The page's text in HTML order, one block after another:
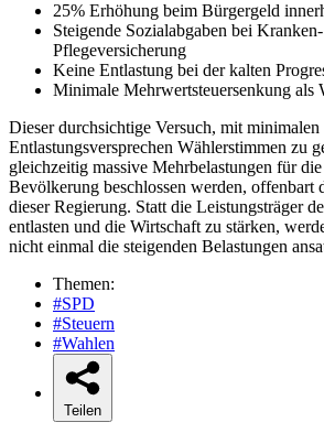
25% Erhöhung beim Bürgergeld
Steigende Sozialabgaben bei
Pflegeversicherung
Keine Entlastung bei der kalten
Minimale Mehrwertsteuersenkung als
Dieser durchsichtige Versuch, mit minimalen
Entlastungsversprechen Wählerstimmen zu
gleichzeitig massive Mehrbelastungen für
Bevölkerung beschlossen werden, offenbart
dieser Regierung. Statt die Leistungsträger
entlasten und die Wirtschaft zu stärken,
nicht einmal die steigenden Belastungen
Themen:
#SPD
#Steuern
#Wahlen
Teilen